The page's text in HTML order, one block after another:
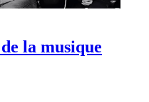
: Julien
Léonard